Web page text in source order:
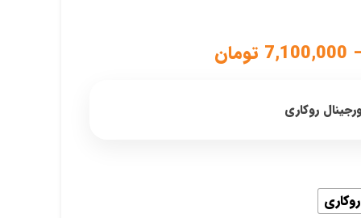
7,100,000 تومان